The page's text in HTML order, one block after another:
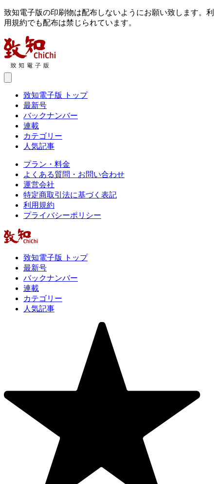
致知電子版の印刷物は配布しないようにお願い致します。利
用規約でも配布は禁じられています。
致知電子版 トップ
最新号
バックナンバー
連載
カテゴリー
人気記事
プラン・料金
よくある質問・お問い合わせ
運営会社
特定商取引法に基づく表記
利用規約
プライバシーポリシー
致知電子版 トップ
最新号
バックナンバー
連載
カテゴリー
人気記事